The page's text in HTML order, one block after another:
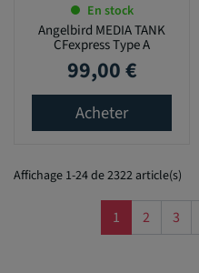
En stock
Angelbird MEDIA TANK
CFexpress Type A
Prix
99,00 €
Acheter
Affichage 1-24 de 2322 article(s)
1 2 3